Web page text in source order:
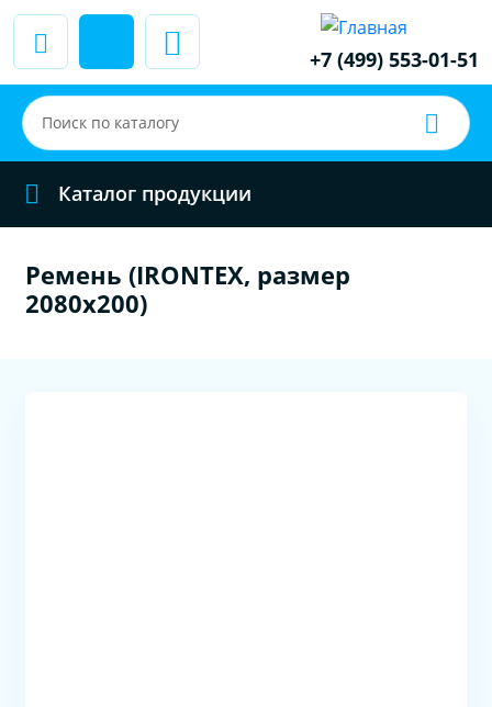
+7 (499) 553-01-51
Каталог продукции
Ремень (IRONTEX, размер
2080x200)